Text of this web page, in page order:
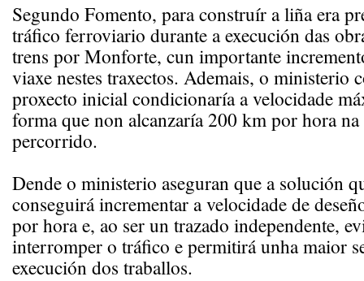
Segundo Fomento, para construír a liña era
tráfico ferroviario durante a execución das
trens por Monforte, cun importante
viaxe nestes traxectos. Ademais, o ministerio
proxecto inicial condicionaría a velocidade
forma que non alcanzaría 200 km por hora
percorrido.
Dende o ministerio aseguran que a solución
conseguirá incrementar a velocidade de
por hora e, ao ser un trazado independente,
interromper o tráfico e permitirá unha maior
execución dos traballos.